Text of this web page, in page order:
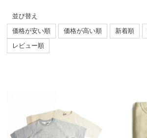
並び替え
価格が安い順
価格が高い順 新着順
レビュー順